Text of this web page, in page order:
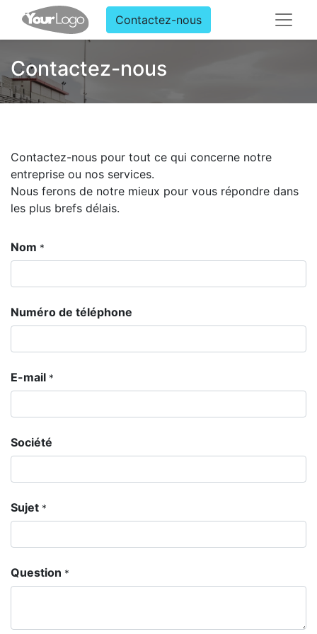
Contactez-nous
Contactez-nous
Contactez-nous pour tout ce qui concerne notre
entreprise ou nos services.
Nous ferons de notre mieux pour vous répondre dans
les plus brefs délais.
Nom *
Numéro de téléphone
E-mail *
Société
Sujet *
Question *